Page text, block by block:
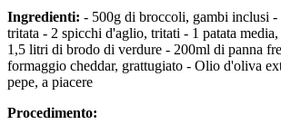
Ingredienti: - 500g di broccoli, gambi inclusi -
tritata - 2 spicchi d'aglio, tritati - 1 patata
1,5 litri di brodo di verdure - 200ml di panna
formaggio cheddar, grattugiato - Olio d'oliva
pepe, a piacere
Procedimento: